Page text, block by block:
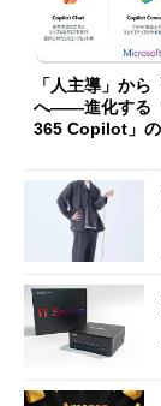
「人主導」から
へ――進化する
365 Copilot」